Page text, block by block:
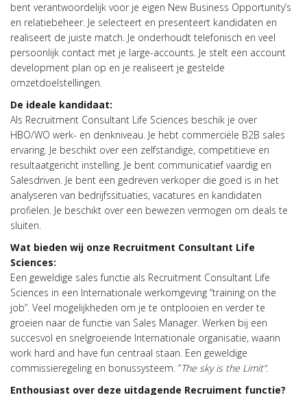
bent verantwoordelijk voor je eigen New Business Opportunity’s
en relatiebeheer. Je selecteert en presenteert kandidaten en
realiseert de juiste match. Je onderhoudt telefonisch en veel
persoonlijk contact met je large-accounts. Je stelt een account
development plan op en je realiseert je gestelde
omzetdoelstellingen.
De ideale kandidaat:
Als Recruitment Consultant Life Sciences beschik je over
HBO/WO werk- en denkniveau. Je hebt commerciële B2B sales
ervaring. Je beschikt over een zelfstandige, competitieve en
resultaatgericht instelling. Je bent communicatief vaardig en
Salesdriven. Je bent een gedreven verkoper die goed is in het
analyseren van bedrijfssituaties, vacatures en kandidaten
profielen. Je beschikt over een bewezen vermogen om deals te
sluiten.
Wat bieden wij onze Recruitment Consultant Life
Sciences:
Een geweldige sales functie als Recruitment Consultant Life
Sciences in een Internationale werkomgeving “training on the
job”. Veel mogelijkheden om je te ontplooien en verder te
groeien naar de functie van Sales Manager. Werken bij een
succesvol en snelgroeiende Internationale organisatie, waarin
work hard and have fun centraal staan. Een geweldige
commissieregeling en bonussysteem. “The sky is the Limit”.
Enthousiast over deze uitdagende Recruiment functie?